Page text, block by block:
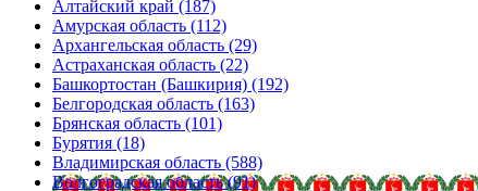
Алтайский край (187)
Амурская область (112)
Архангельская область (29)
Астраханская область (22)
Башкортостан (Башкирия) (192)
Белгородская область (163)
Брянская область (101)
Бурятия (18)
Владимирская область (588)
Волгоградская область (91)